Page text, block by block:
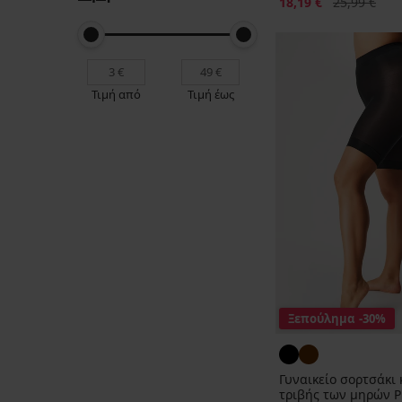
Τιμή από Τιμή έως
Ξεπούλημα -30%
Γυναικείο σορτσάκι
τριβής των μηρών